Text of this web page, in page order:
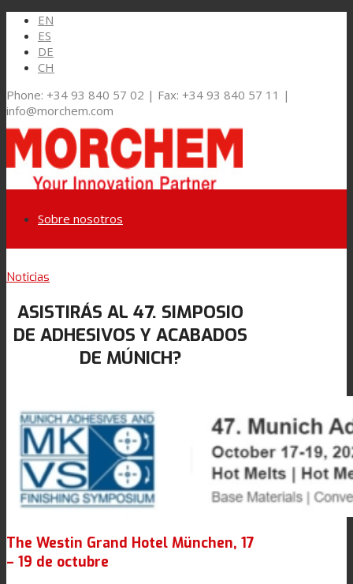
EN
ES
DE
CH
Phone: +34 93 840 57 02 | Fax: +34 93 840 57 11 |
info@morchem.com
Link to Youtube
Sobre nosotros
Mercados y Soluciones
Embalaje Flexible
Laminación técnica
Noticias
ASISTIRÁS AL 47. SIMPOSIO
DE ADHESIVOS Y ACABADOS
DE MÚNICH?
The Westin Grand Hotel München, 17
– 19 de octubre